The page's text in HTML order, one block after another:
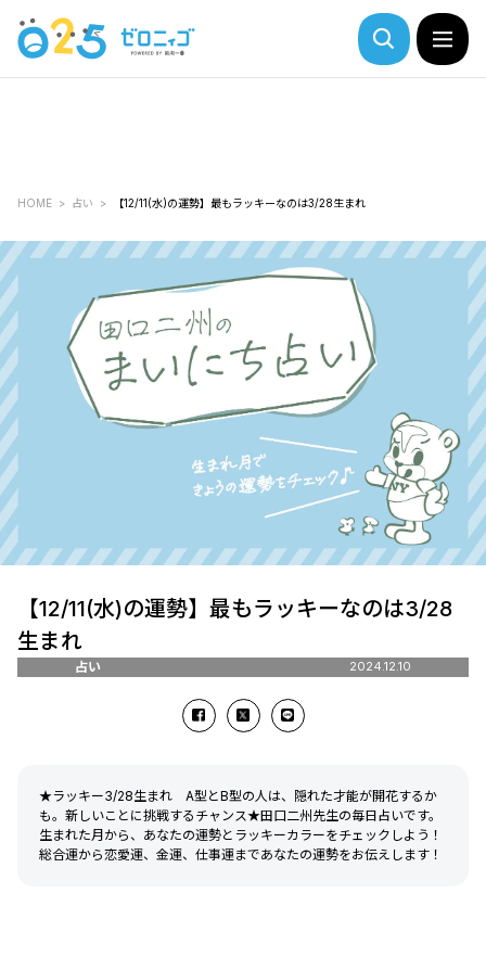
HOME 占い 【12/11(水)の運勢】最もラッキーなのは3/28生まれ
【12/11(水)の運勢】最もラッキーなのは3/28
生まれ
占い 2024.12.10
★ラッキー3/28生まれ A型とB型の人は、隠れた才能が開花するか
も。新しいことに挑戦するチャンス★田口二州先生の毎日占いです。
生まれた月から、あなたの運勢とラッキーカラーをチェックしよう！
総合運から恋愛運、金運、仕事運まであなたの運勢をお伝えします！